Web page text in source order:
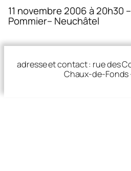
11 novembre 2006 à 20h30
Pommier– Neuchâtel
adresse et contact : rue des
Chaux-de-Fonds